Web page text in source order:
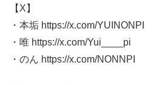
【X】
・本垢 https://x.com/YUINONPI
・唯 https://x.com/Yui____pi
・のん https://x.com/NONNPI